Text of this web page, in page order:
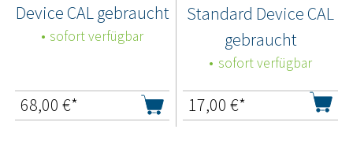
Device CAL gebraucht
sofort verfügbar
68,00 €*
Standard Device CAL
gebraucht
sofort verfügbar
17,00 €*